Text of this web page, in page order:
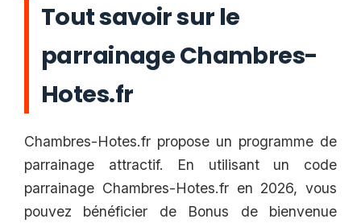
Tout savoir sur le
parrainage Chambres-
Hotes.fr
Chambres-Hotes.fr propose un programme de
parrainage attractif. En utilisant un code
parrainage Chambres-Hotes.fr en 2026, vous
pouvez bénéficier de Bonus de bienvenue